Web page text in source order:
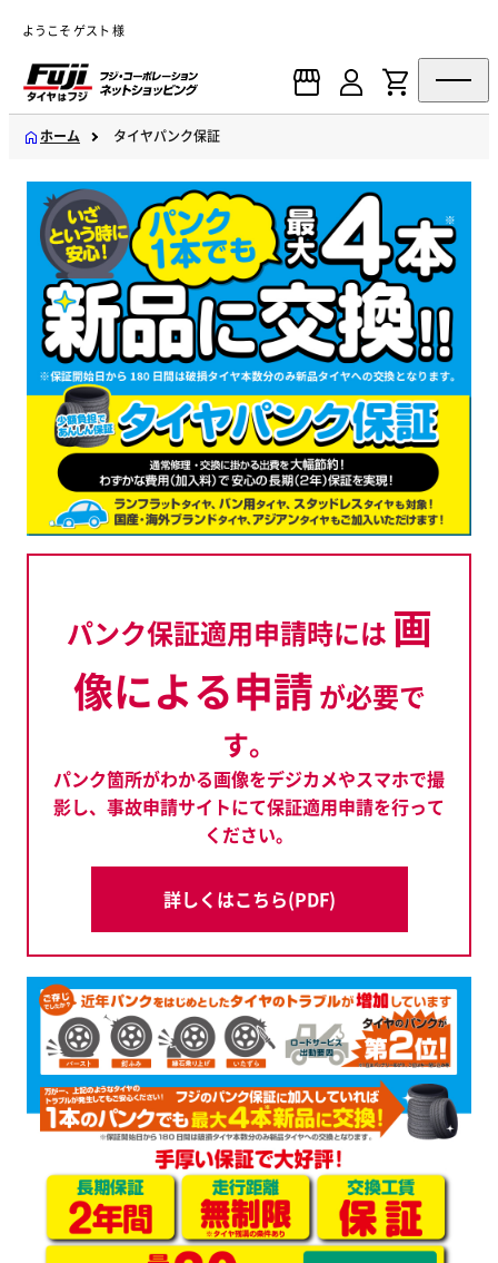
ようこそ ゲスト 様
ホーム タイヤパンク保証
パンク保証適用申請時には 画
像による申請が必要で
す。
パンク箇所がわかる画像をデジカメやスマホで撮
影し、事故申請サイトにて保証適用申請を行って
ください。
詳しくはこちら(PDF)